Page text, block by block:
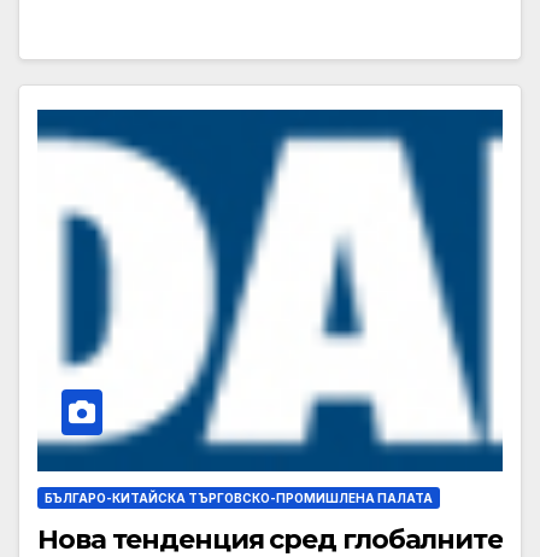
БЪЛГАРО-КИТАЙСКА ТЪРГОВСКО-ПРОМИШЛЕНА ПАЛАТА
Нова тенденция сред глобалните